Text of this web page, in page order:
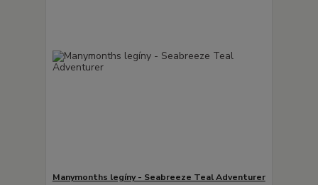
Manymonths legíny - Seabreeze Teal Adventurer